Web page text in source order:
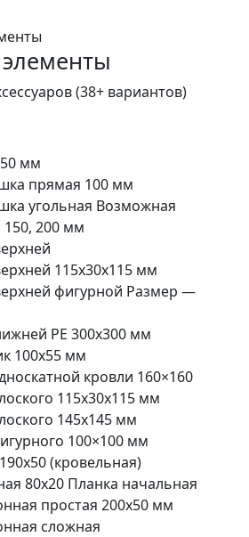
(38+ вариантов)
мм
прямая 100 мм
угольная Возможная
200 мм
115х30х115 мм
фигурной Размер —
PE 300х300 мм
100х55 мм
кровли 160×160
115х30х115 мм
145х145 мм
100×100 мм
(кровельная)
80х20 Планка начальная
простая 200х50 мм
сложная